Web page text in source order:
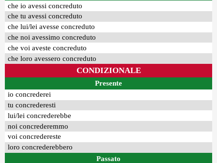
che io avessi concreduto
che tu avessi concreduto
che lui/lei avesse concreduto
che noi avessimo concreduto
che voi aveste concreduto
che loro avessero concreduto
CONDIZIONALE
Presente
io concrederei
tu concrederesti
lui/lei concrederebbe
noi concrederemmo
voi concredereste
loro concrederebbero
Passato